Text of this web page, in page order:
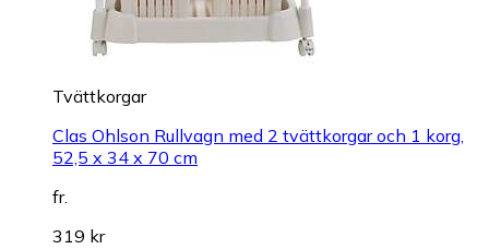
Tvättkorgar
Clas Ohlson Rullvagn med 2 tvättkorgar och 1 korg,
52,5 x 34 x 70 cm
fr.
319 kr